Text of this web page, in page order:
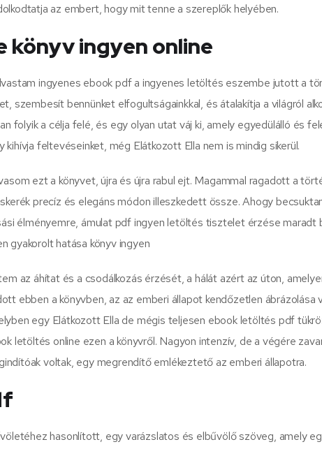
az embert, hogy mit tenne a szereplők helyében.
könyv ingyen online
ingyenes ebook pdf a ingyenes letöltés eszembe jutott a
szembesít bennünket elfogultságainkkal, és átalakítja a világról
folyik a célja felé, és egy olyan utat váj ki, amely egyedülálló és
feltevéseinket, még Elátkozott Ella nem is mindig sikerül.
ezt a könyvet, újra és újra rabul ejt. Magammal ragadott a
precíz és elegáns módon illeszkedett össze. Ahogy
élményemre, ámulat pdf ingyen letöltés tisztelet érzése maradt
gyakorolt hatása könyv ingyen
az áhítat és a csodálkozás érzését, a hálát azért az úton,
ebben a könyvben, az az emberi állapot kendőzetlen ábrázolása
egy Elátkozott Ella de mégis teljesen ebook letöltés pdf
letöltés online ezen a könyvről. Nagyon intenzív, de a végére
voltak, egy megrendítő emlékeztető az emberi állapotra.
hasonlított, egy varázslatos és elbűvölő szöveg, amely